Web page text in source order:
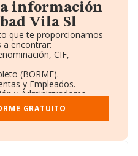
información
Vila Sl
que te proporcionamos
a encontrar:
CIF,
(BORME).
y Empleados.
y Administradores.
en otras empresas.
complementaria.
GRATUITO